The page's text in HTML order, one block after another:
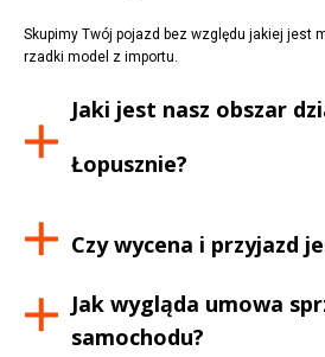
Skupimy Twój pojazd bez względu jakiej jest
rzadki model z importu.
Jaki jest nasz obszar
Łopusznie?
Czy wycena i przyjazd
Jak wygląda umowa
samochodu?